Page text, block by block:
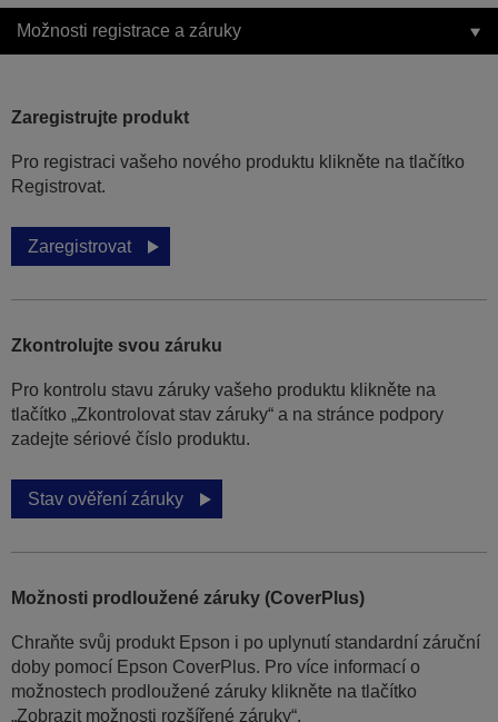
Možnosti registrace a záruky
Zaregistrujte produkt
Pro registraci vašeho nového produktu klikněte na tlačítko
Registrovat.
Zaregistrovat
Zkontrolujte svou záruku
Pro kontrolu stavu záruky vašeho produktu klikněte na
tlačítko „Zkontrolovat stav záruky“ a na stránce podpory
zadejte sériové číslo produktu.
Stav ověření záruky
Možnosti prodloužené záruky (CoverPlus)
Chraňte svůj produkt Epson i po uplynutí standardní záruční
doby pomocí Epson CoverPlus. Pro více informací o
možnostech prodloužené záruky klikněte na tlačítko
„Zobrazit možnosti rozšířené záruky“.